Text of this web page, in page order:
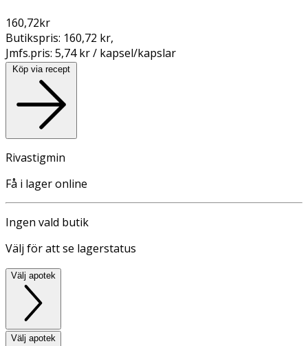
160,72kr
Butikspris: 160,72 kr,
Jmfs.pris: 5,74 kr / kapsel/kapslar
Köp via recept
Rivastigmin
Få i lager online
Ingen vald butik
Välj för att se lagerstatus
Välj apotek
Välj apotek